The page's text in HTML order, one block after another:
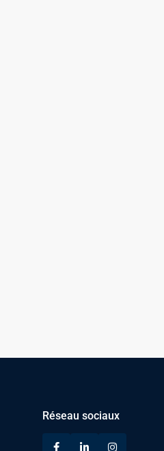
Réseau sociaux